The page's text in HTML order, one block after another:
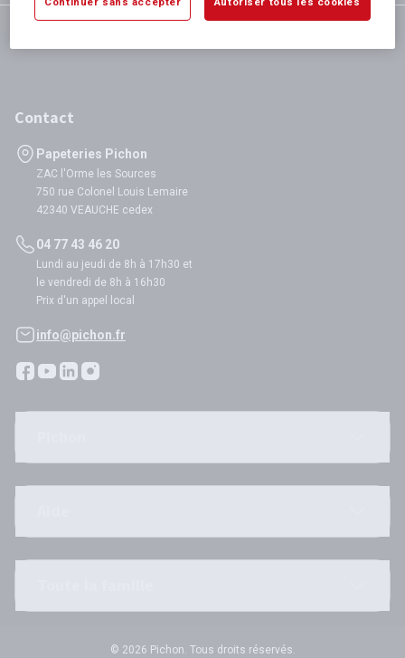
Contact
Papeteries Pichon
ZAC l'Orme les Sources
750 rue Colonel Louis Lemaire
42340 VEAUCHE cedex
04 77 43 46 20
Lundi au jeudi de 8h à 17h30 et
le vendredi de 8h à 16h30
Prix d'un appel local
info@pichon.fr
© 2026 Pichon. Tous droits réservés.